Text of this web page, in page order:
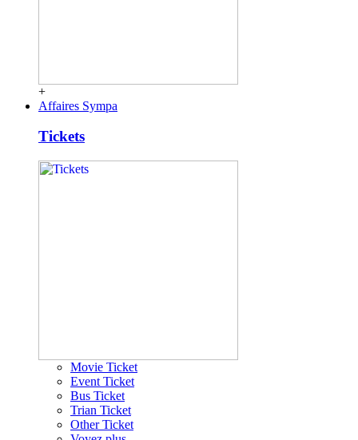
+
Affaires Sympa
Tickets
Movie Ticket
Event Ticket
Bus Ticket
Trian Ticket
Other Ticket